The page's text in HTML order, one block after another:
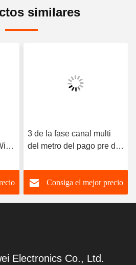
similares
3 de la fase canal multi
del metro del pago pre del
alambre elegante del
metro 100A 80A 4
Consiga el mejor precio
Electronics Co., Ltd.